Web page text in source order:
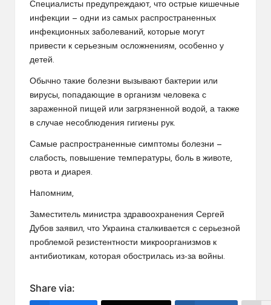
Специалисты предупреждают, что острые кишечные
инфекции — одни из самых распространенных
инфекционных заболеваний, которые могут
привести к серьезным осложнениям, особенно у
детей.
Обычно такие болезни вызывают бактерии или
вирусы, попадающие в организм человека с
зараженной пищей или загрязненной водой, а также
в случае несоблюдения гигиены рук.
Самые распространенные симптомы болезни —
слабость, повышение температуры, боль в животе,
рвота и диарея.
Напомним,
Заместитель министра здравоохранения Сергей
Дубов заявил, что Украина сталкивается с серьезной
проблемой резистентности микроорганизмов к
антибиотикам, которая обострилась из-за войны.
Share via: